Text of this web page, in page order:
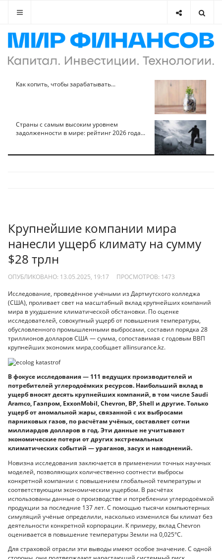
Как копить, чтобы зарабатывать...
Страны с самым высоким уровнем
задолженности в мире: рейтинг 2026 года...
Крупнейшие компании мира
нанесли ущерб климату на сумму
$28 трлн
ОПУБЛИКОВАНО: 13.05.2025, 19:17 ПРОСМОТРОВ: 1473
Исследование, проведённое учёными из Дартмутского колледжа
(США), проливает свет на масштабный вклад крупнейших компаний
мира в ухудшение климатической обстановки. По оценке
исследователей, совокупный ущерб от повышения температуры,
обусловленного промышленными выбросами, составил порядка 28
триллионов долларов США — сумма, сопоставимая с годовым ВВП
крупнейших экономик мира,сообщает allinsurance.kz.
В фокусе исследования — 111 ведущих производителей и
потребителей углеродоёмких ресурсов. Наибольший вклад в
ущерб вносят десять крупнейших компаний, в том числе Saudi
Aramco, Газпром, ExxonMobil, Chevron, BP, Shell и другие. Только
ущерб от аномальной жары, связанной с их выбросами
парниковых газов, по расчётам учёных, составляет сотни
миллиардов долларов в год. Эти данные не учитывают
экономические потери от других экстремальных
климатических событий — ураганов, засух и наводнений.
Новизна исследования заключается в применении точных научных
моделей, позволяющих количественно соотнести выбросы
конкретной компании с повышением глобальной температуры и
соответствующим экономическим ущербом. В расчётах
использованы данные о производстве и потреблении углеродоёмкой
продукции за последние 137 лет. С помощью тысячи компьютерных
симуляций учёные определили, насколько изменился бы климат без
деятельности конкретной корпорации. К примеру, вклад Chevron
оценивается в повышение температуры Земли на 0,025°C.
Для страховой отрасли эти выводы имеют особое значение. С одной